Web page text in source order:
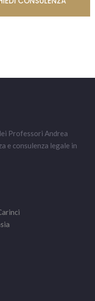
Professori Andrea
e consulenza legale in